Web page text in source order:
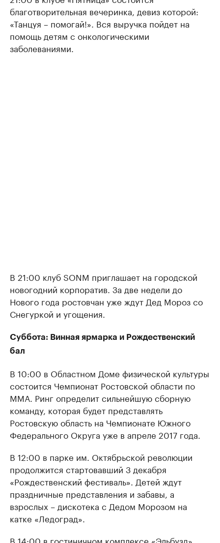
благотворительная вечеринка, девиз которой:
«Танцуя – помогай!». Вся выручка пойдет на
помощь детям с онкологическими
заболеваниями.
В 21:00 клуб SONM приглашает на городской
новогодний корпоратив. За две недели до
Нового года ростовчан уже ждут Дед Мороз со
Снегуркой и угощения.
Суббота: Винная ярмарка и Рождественский
бал
В 10:00 в Областном Доме физической культуры
состоится Чемпионат Ростовской области по
ММА. Ринг определит сильнейшую сборную
команду, которая будет представлять
Ростовскую область на Чемпионате Южного
Федерального Округа уже в апреле 2017 года.
В 12:00 в парке им. Октябрьской революции
продолжится стартовавший 3 декабря
«Рождественский фестиваль». Детей ждут
праздничные представления и забавы, а
взрослых – дискотека с Дедом Морозом на
катке «Ледоград».
В 14:00 в гостиничном комплексе «Эльбузд»